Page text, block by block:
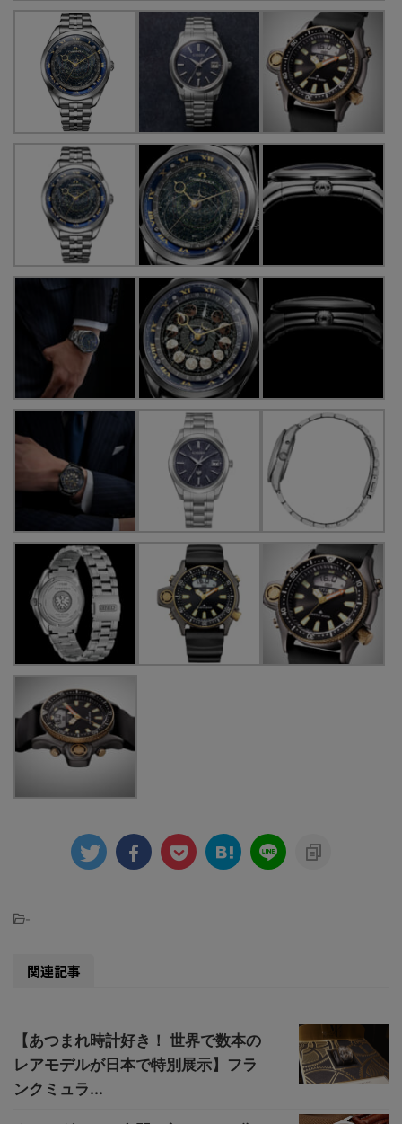
-
関連記事
【あつまれ時計好き！ 世界で数本の
レアモデルが日本で特別展示】フラ
ンクミュラ...